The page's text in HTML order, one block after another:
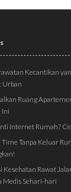
Kecantikan
Urban
Ruang
Ini
Internet Rumah?
Time Tanpa Keluar
Kesehatan Rawat
Medis Sehari-hari